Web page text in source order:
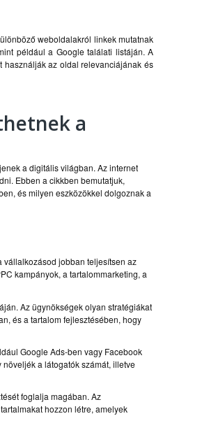
weboldalakról linkek mutatnak
például a Google találati listáján. A
használják az oldal relevanciájának és
a
a digitális világban. Az internet
Ebben a cikkben bemutatjuk,
és milyen eszközökkel dolgoznak a
jobban teljesítsen az
kampányok, a tartalommarketing, a
Az ügynökségek olyan stratégiákat
és a tartalom fejlesztésében, hogy
Google Ads-ben vagy Facebook
a látogatók számát, illetve
foglalja magában. Az
hozzon létre, amelyek